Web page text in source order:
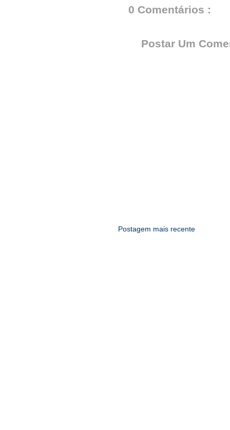
0 Comentários :
Postar Um
Postagem mais recente